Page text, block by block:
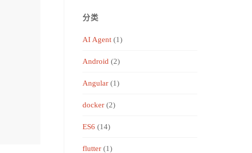
分类
AI Agent (1)
Android (2)
Angular (1)
docker (2)
ES6 (14)
flutter (1)